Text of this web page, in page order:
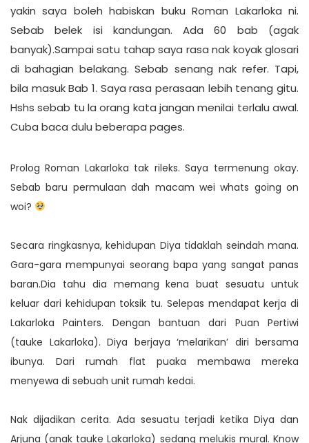
yakin saya boleh habiskan buku Roman Lakarloka ni.
Sebab belek isi kandungan. Ada 60 bab (agak
banyak).Sampai satu tahap saya rasa nak koyak glosari
di bahagian belakang. Sebab senang nak refer. Tapi,
bila masuk Bab 1. Saya rasa perasaan lebih tenang gitu.
Hshs sebab tu la orang kata jangan menilai terlalu awal.
Cuba baca dulu beberapa pages.
Prolog Roman Lakarloka tak rileks. Saya termenung okay.
Sebab baru permulaan dah macam wei whats going on
woi?
Secara ringkasnya, kehidupan Diya tidaklah seindah mana.
Gara-gara mempunyai seorang bapa yang sangat panas
baran.Dia tahu dia memang kena buat sesuatu untuk
keluar dari kehidupan toksik tu. Selepas mendapat kerja di
Lakarloka Painters. Dengan bantuan dari Puan Pertiwi
(tauke Lakarloka). Diya berjaya ‘melarikan’ diri bersama
ibunya. Dari rumah flat puaka membawa mereka
menyewa di sebuah unit rumah kedai.
Nak dijadikan cerita. Ada sesuatu terjadi ketika Diya dan
Arjuna (anak tauke Lakarloka) sedang melukis mural. Know